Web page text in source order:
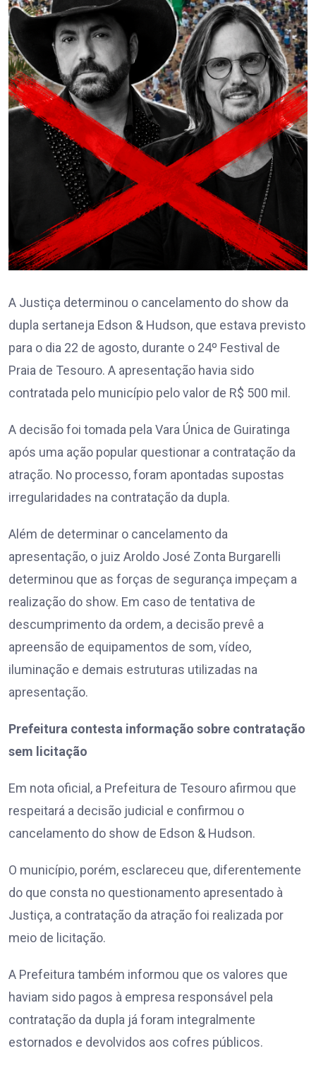
A Justiça determinou o cancelamento do show da
dupla sertaneja Edson & Hudson, que estava previsto
para o dia 22 de agosto, durante o 24º Festival de
Praia de Tesouro. A apresentação havia sido
contratada pelo município pelo valor de R$ 500 mil.
A decisão foi tomada pela Vara Única de Guiratinga
após uma ação popular questionar a contratação da
atração. No processo, foram apontadas supostas
irregularidades na contratação da dupla.
Além de determinar o cancelamento da
apresentação, o juiz Aroldo José Zonta Burgarelli
determinou que as forças de segurança impeçam a
realização do show. Em caso de tentativa de
descumprimento da ordem, a decisão prevê a
apreensão de equipamentos de som, vídeo,
iluminação e demais estruturas utilizadas na
apresentação.
Prefeitura contesta informação sobre contratação
sem licitação
Em nota oficial, a Prefeitura de Tesouro afirmou que
respeitará a decisão judicial e confirmou o
cancelamento do show de Edson & Hudson.
O município, porém, esclareceu que, diferentemente
do que consta no questionamento apresentado à
Justiça, a contratação da atração foi realizada por
meio de licitação.
A Prefeitura também informou que os valores que
haviam sido pagos à empresa responsável pela
contratação da dupla já foram integralmente
estornados e devolvidos aos cofres públicos.